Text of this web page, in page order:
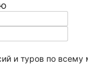
и туров по всему